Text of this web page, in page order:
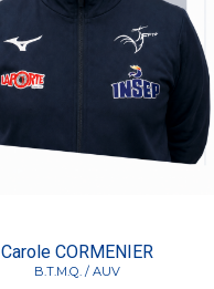
Carole CORMENIER
B.T.M.Q. / AUV